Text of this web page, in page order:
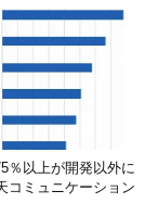
％以上が開発以外に
コミュニケーション